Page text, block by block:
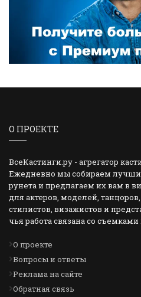
О ПРОЕКТЕ
ВсеКастинги.ру - агрегатор
Ежедневно мы собираем
рунета и предлагаем их вам в
для актеров, моделей,
стилистов, визажистов и
чья работа связана со
О проекте
Вопросы и ответы
Реклама на сайте
Обратная связь